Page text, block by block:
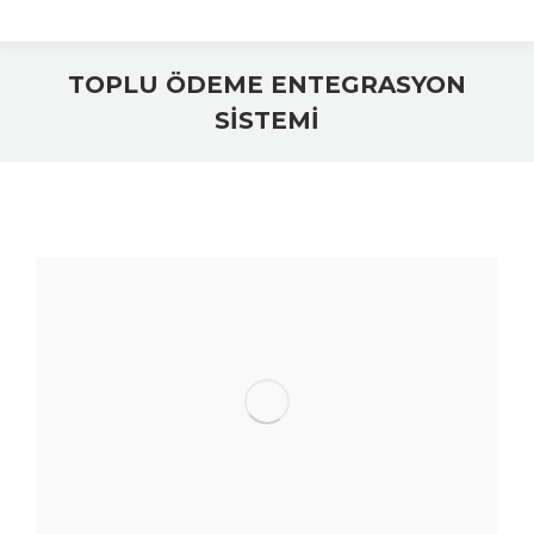
TOPLU ÖDEME ENTEGRASYON
SİSTEMİ